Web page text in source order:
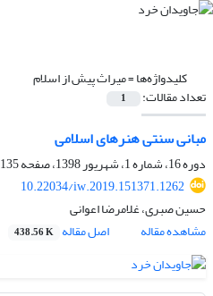
کلیدواژه‌ها =میراث پیش از اسلام
تعداد مقالات: 1
مبانی سنتی هنرهای اسلامی
دوره 16، شماره 1، شهریور 1398، صفحه
135-155
10.22034/iw.2019.151371.1262
حسین صبری، غلامرضا اعوانی
مشاهده مقاله
اصل مقاله 438.56 K